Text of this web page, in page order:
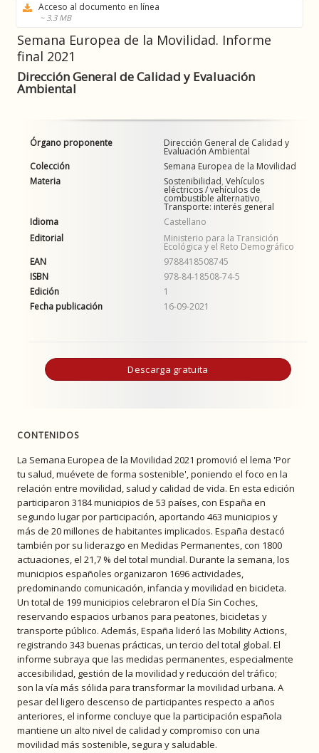
Acceso al documento en línea
~ 3.3 MB
Semana Europea de la Movilidad. Informe
final 2021
Dirección General de Calidad y Evaluación
Ambiental
Órgano proponente Dirección General de Calidad y
Evaluación Ambiental
Colección
Semana Europea de la Movilidad
Materia
Sostenibilidad,Vehículos
eléctricos / vehículos de
combustible alternativo,
Transporte: interés general
Idioma
Castellano
Editorial
Ministerio para la Transición
Ecológica y el Reto Demográfico
EAN
9788418508745
ISBN
978-84-18508-74-5
Edición
1
Fecha publicación
16-09-2021
Descarga gratuita
CONTENIDOS
La Semana Europea de la Movilidad 2021 promovió el lema 'Por
tu salud, muévete de forma sostenible', poniendo el foco en la
relación entre movilidad, salud y calidad de vida. En esta edición
participaron 3184 municipios de 53 países, con España en
segundo lugar por participación, aportando 463 municipios y
más de 20 millones de habitantes implicados. España destacó
también por su liderazgo en Medidas Permanentes, con 1800
actuaciones, el 21,7 % del total mundial. Durante la semana, los
municipios españoles organizaron 1696 actividades,
predominando comunicación, infancia y movilidad en bicicleta.
Un total de 199 municipios celebraron el Día Sin Coches,
reservando espacios urbanos para peatones, bicicletas y
transporte público. Además, España lideró las Mobility Actions,
registrando 343 buenas prácticas, un tercio del total global. El
informe subraya que las medidas permanentes, especialmente
accesibilidad, gestión de la movilidad y reducción del tráfico;
son la vía más sólida para transformar la movilidad urbana. A
pesar del ligero descenso de participantes respecto a años
anteriores, el informe concluye que la participación española
mantiene un alto nivel de calidad y compromiso con una
movilidad más sostenible, segura y saludable.